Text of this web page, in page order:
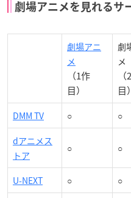
劇場アニメを見れるサ
劇場アニ
メ
（1作
目）
劇
メ
目）
DMM TV ○ ○
dアニメス
トア
○ ○
U-NEXT ○ ○